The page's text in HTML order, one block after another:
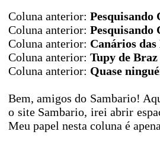
Coluna anterior:
Coluna anterior:
Coluna anterior: Canários
Coluna anterior: Tupy de
Coluna anterior: Quase
Bem, amigos do Sambario!
o site Sambario, irei abrir
Meu papel nesta coluna é